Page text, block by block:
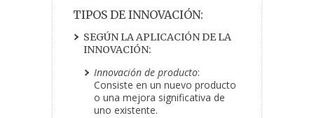
TIPOS DE INNOVACIÓN:
SEGÚN LA APLICACIÓN DE LA
INNOVACIÓN:
Innovación de producto:
Consiste en un nuevo producto
o una mejora significativa de
uno existente.